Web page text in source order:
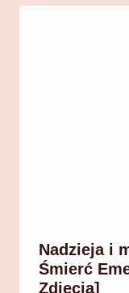
Nadzieja i
Śmierć
Zdjęcia]